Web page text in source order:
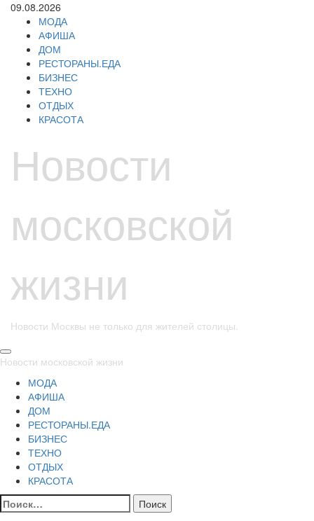
Перейти
содержимому
09.08.2026
МОДА
АФИША
ДОМ
РЕСТОРАНЫ.ЕДА
БИЗНЕС
ТЕХНО
ОТДЫХ
КРАСОТА
Новости
московской
жизни
Новости Москвы не только для жителей столицы.
Основное
Новости московской жизни
МОДА
АФИША
ДОМ
РЕСТОРАНЫ.ЕДА
БИЗНЕС
ТЕХНО
ОТДЫХ
КРАСОТА
Найти: